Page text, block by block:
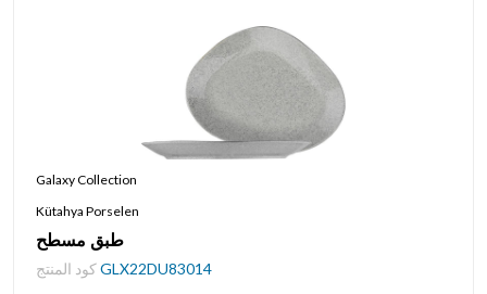
Galaxy Collection
Kütahya Porselen
طبق مسطح
GLX22DU83014